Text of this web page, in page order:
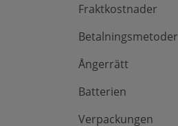
Fraktkostnader
Betalningsmetoder
Ångerrätt
Batterien
Verpackungen